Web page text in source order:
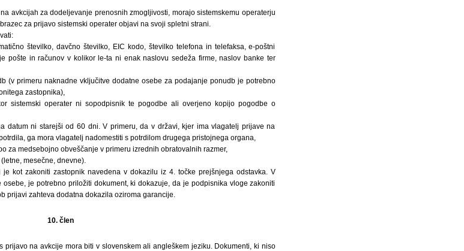
avkcijah za dodeljevanje prenosnih zmogljivosti, morajo sistemskemu operaterju
za prijavo sistemski operater objavi na svoji spletni strani.
številko, davčno številko, EIC kodo, številko telefona in telefaksa, e-poštni
pošte in računov v kolikor le-ta ni enak naslovu sedeža firme, naslov banke ter
(v primeru naknadne vključitve dodatne osebe za podajanje ponudb je potrebno
zastopnika),
sistemski operater ni sopodpisnik te pogodbe ali overjeno kopijo pogodbe o
datum ni starejši od 60 dni. V primeru, da v državi, kjer ima vlagatelj prijave na
ga mora vlagatelj nadomestiti s potrdilom drugega pristojnega organa,
za medsebojno obveščanje v primeru izrednih obratovalnih razmer,
mesečne, dnevne).
kot zakoniti zastopnik navedena v dokazilu iz 4. točke prejšnjega odstavka. V
je potrebno priložiti dokument, ki dokazuje, da je podpisnika vloge zakoniti
prijavi zahteva dodatna dokazila oziroma garancije.
10. člen
prijavo na avkcije mora biti v slovenskem ali angleškem jeziku. Dokumenti, ki niso